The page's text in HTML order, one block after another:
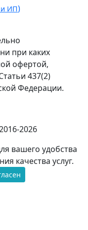
и ИП)
при каких
офертой,
437(2)
Федерации.
2026
вашего удобства
качества услуг.